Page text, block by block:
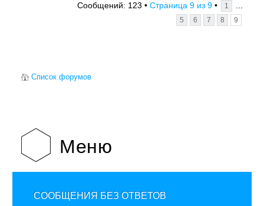
Сообщений: 123 • Страница 9из 9• 1 ...
5 6 7 8 9
Список форумов
Меню
СООБЩЕНИЯ БЕЗ ОТВЕТОВ